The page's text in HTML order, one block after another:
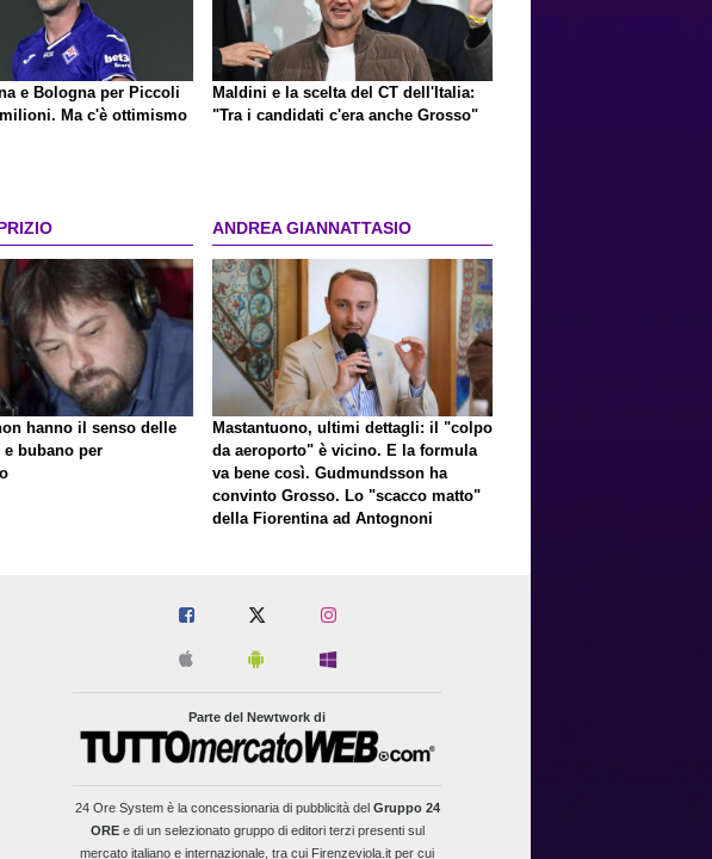
e Bologna per Piccoli
Ma c'è ottimismo
Maldini e la scelta del CT dell'Italia:
"Tra i candidati c'era anche Grosso"
hanno il senso delle
bubano per
ANDREA GIANNATTASIO
Mastantuono, ultimi dettagli: il "colpo
da aeroporto" è vicino. E la formula
va bene così. Gudmundsson ha
convinto Grosso. Lo "scacco matto"
della Fiorentina ad Antognoni
Parte del Newtwork di
24 Ore Systemè la concessionaria di pubblicità del Gruppo 24
OREe di un selezionato gruppo di editori terzi presenti sul
mercato italiano e internazionale, tra cui Firenzeviola.it per cui